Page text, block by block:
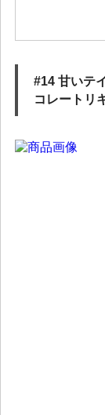
#14 甘いテ
コレートリ